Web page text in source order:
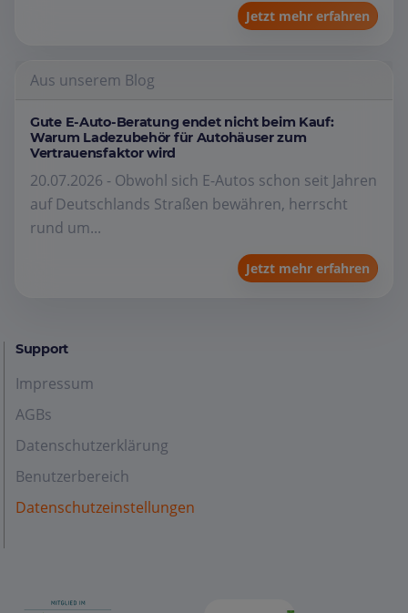
Jetzt mehr erfahren
Aus unserem Blog
Gute E-Auto-Beratung endet nicht beim Kauf:
Warum Ladezubehör für Autohäuser zum
Vertrauensfaktor wird
20.07.2026 - Obwohl sich E-Autos schon seit Jahren
auf Deutschlands Straßen bewähren, herrscht
rund um...
Jetzt mehr erfahren
Support
Impressum
AGBs
Datenschutzerklärung
Benutzerbereich
Datenschutzeinstellungen